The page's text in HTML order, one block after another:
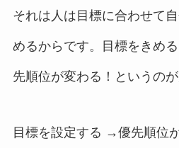
それは人は目標に合わせて
めるからです。目標をきめ
先順位が変わる！というのが
目標を設定する →優先順位